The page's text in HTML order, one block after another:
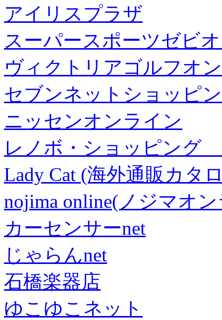
アイリスプラザ
スーパースポーツゼビ
ヴィクトリアゴルフオ
セブンネットショッピ
ニッセンオンライン
レノボ・ショッピング
Lady Cat (海外通販カタ
nojima online(ノジマオ
カーセンサーnet
じゃらんnet
石橋楽器店
ゆこゆこネット